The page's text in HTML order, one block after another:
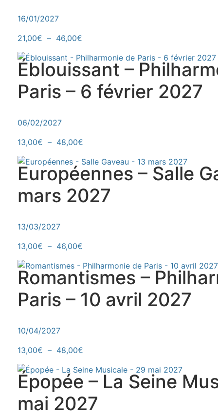
16/01/2027
21,00€ – 46,00€
Éblouissant –
Paris – 6 février 2027
06/02/2027
13,00€ – 48,00€
Européennes – Salle
mars 2027
13/03/2027
13,00€ – 46,00€
Romantismes –
Paris – 10 avril 2027
10/04/2027
13,00€ – 48,00€
Épopée – La Seine
mai 2027